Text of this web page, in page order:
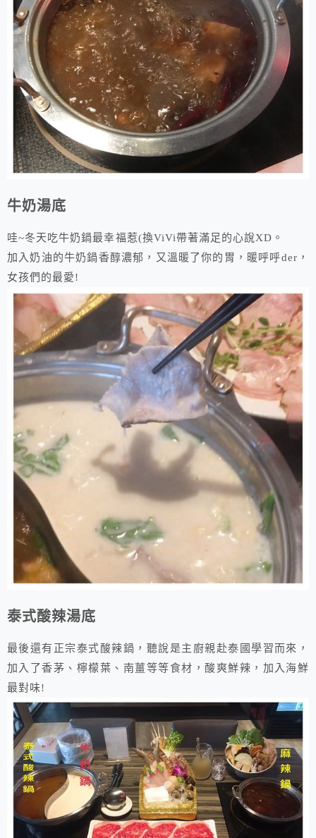
牛奶湯底
哇~冬天吃牛奶鍋最幸福惹(換ViVi帶著滿足的心說XD。
加入奶油的牛奶鍋香醇濃郁，又溫暖了你的胃，暖呼呼der，
女孩們的最愛!
泰式酸辣湯底
最後還有正宗泰式酸辣鍋，聽說是主廚親赴泰國學習而來，
加入了香茅、檸檬葉、南薑等等食材，酸爽鮮辣，加入海鮮
最對味!